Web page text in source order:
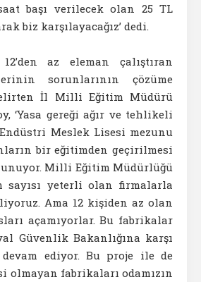
başı verilecek olan 25 TL
biz karşılayacağız’ dedi.
az eleman çalıştıran
sorunlarının çözüme
İl Milli Eğitim Müdürü
‘Yasa gereği ağır ve tehlikeli
Meslek Lisesi mezunu
bir eğitimden geçirilmesi
Milli Eğitim Müdürlüğü
sayısı yeterli olan firmalarla
Ama 12 kişiden az olan
açamıyorlar. Bu fabrikalar
Güvenlik Bakanlığına karşı
ediyor. Bu proje ile de
olmayan fabrikaları odamızın